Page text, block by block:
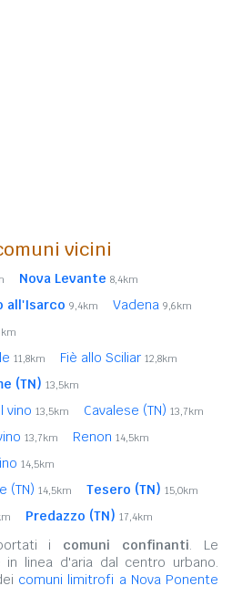
vicini
Nova Levante 8,4km
all'Isarco 9,4km Vadena 9,6km
11,8km Fiè allo Sciliar 12,8km
(TN) 13,5km
vino 13,5km Cavalese (TN) 13,7km
13,7km Renon 14,5km
14,5km
(TN) 14,5km Tesero (TN) 15,0km
Predazzo (TN) 17,4km
i comuni confinanti. Le
linea d'aria dal centro urbano.
comuni limitrofi a Nova Ponente